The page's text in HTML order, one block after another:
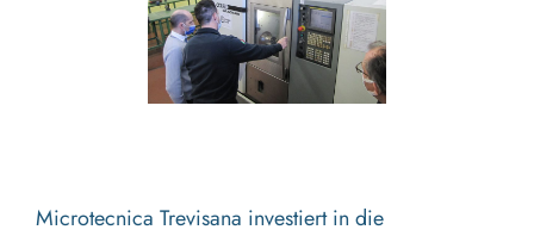
Microtecnica Trevisana investiert in die